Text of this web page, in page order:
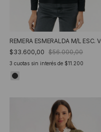
REMERA ESMERALDA M/L ESC. V
$33.600,00 $56.000,00
3 cuotas sin interés de $11.200